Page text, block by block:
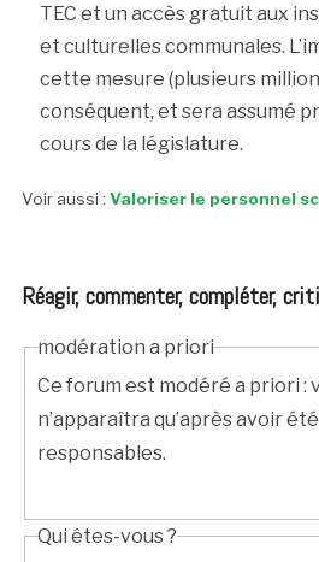
TEC et un accès gratuit aux
et culturelles communales.
cette mesure (plusieurs
conséquent, et sera assumé
cours de la législature.
Voir aussi : Valoriser le personnel
Réagir, commenter, compléter,
modération a priori
Ce forum est modéré a priori
n’apparaîtra qu’après avoir
responsables.
Qui êtes-vous ?